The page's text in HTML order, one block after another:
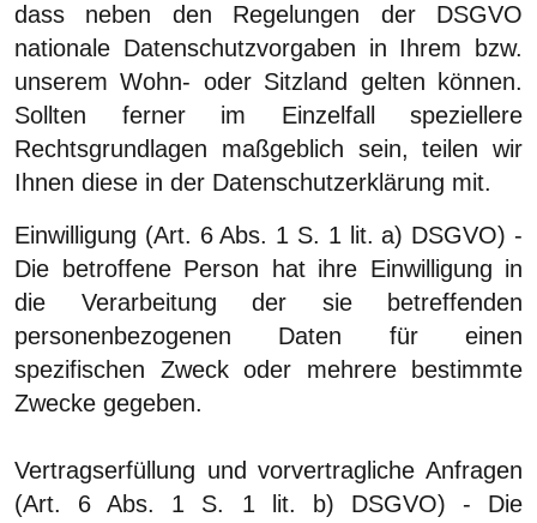
dass neben den Regelungen der DSGVO
nationale Datenschutzvorgaben in Ihrem bzw.
unserem Wohn- oder Sitzland gelten können.
Sollten ferner im Einzelfall speziellere
Rechtsgrundlagen maßgeblich sein, teilen wir
Ihnen diese in der Datenschutzerklärung mit.
Einwilligung (Art. 6 Abs. 1 S. 1 lit. a) DSGVO) -
Die betroffene Person hat ihre Einwilligung in
die Verarbeitung der sie betreffenden
personenbezogenen Daten für einen
spezifischen Zweck oder mehrere bestimmte
Zwecke gegeben.
Vertragserfüllung und vorvertragliche Anfragen
(Art. 6 Abs. 1 S. 1 lit. b) DSGVO) - Die